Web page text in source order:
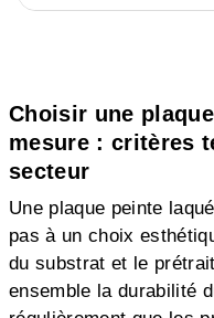
Choisir une
mesure : critères
secteur
Une plaque peinte
pas à un choix
du substrat et le
ensemble la durabilité